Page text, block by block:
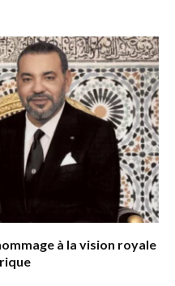
à la vision royale